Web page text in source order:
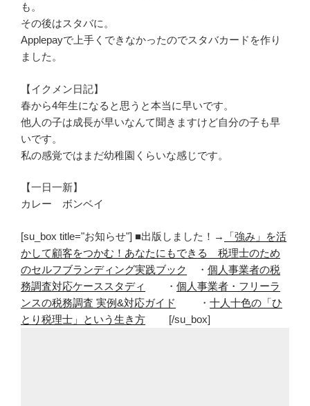
も。
その後はスタバに。
Applepayで上手くできなかったのでスタバカードを作り
ました。
【イクメン日記】
春から4年生になると思うと本当に早いです。
他人の子は成長が早いなんて聞きますけど自分の子も早
いです。
私の感覚ではまだ幼稚園くらいな感じです。
【一日一新】
カレー ボンベイ
[su_box title="お知らせ"] ■出版しました！→
「強み」を活
かして顧客をつかむ！あなたにもできる 税理士のため
のセルフブランディング実践ブック
・ 個人事業者の税
務調査対応ケーススタディ
・ 個人事業者・フリーラ
ンスの税務調査 実例&対応ガイド
・ 十人十色の「ひ
とり税理士」という生き方 [/su_box]